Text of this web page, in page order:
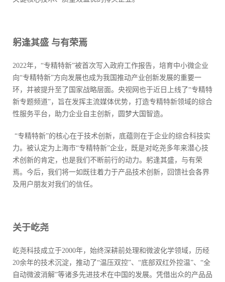
躬逢其盛 与有荣焉
2022年，“专精特新”被首次写入政府工作报告，培育中小微企业
向“专精特新”方向发展也成为我国推动产业创新发展的重要一
环，并被提升至了国家战略层面。央视网也于近日上线了“专精特
新专题频道”，旨在发挥主流媒体优势，打造专精特新领域的综合
性服务平台，助力企业自主创新，圆梦大国智造。
“专精特新”的核心在于技术创新，底蕴则在于企业的综合科技实
力。被认定为上海市“专精特新”企业，既是对屹尧多年来潜心技
术创新的肯定，也是我们不断前行的动力。躬逢其盛，与有荣
焉。今后，我们将一如既往着力于产品技术创新，回馈社会各界
及用户朋友对我们的信任。
关于屹尧
屹尧科技成立于2000年，始终深耕前处理和微波化学领域，历经
20余年的技术沉淀，推动了“温压双控”、“底部双红外控温”、“全
自动微波消解”等诸多先进技术在中国的发展。凭借出众的产品品